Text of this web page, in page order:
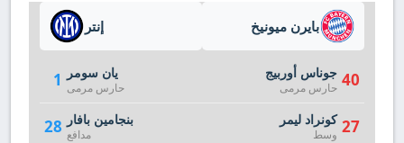
إنتر
1 يان سومر
حارس مرمى
28 بنجامين بافار
مدافع
بايرن ميونيخ
40 جوناس أوربيج
حارس مرمى
27 كونراد ليمر
وسط